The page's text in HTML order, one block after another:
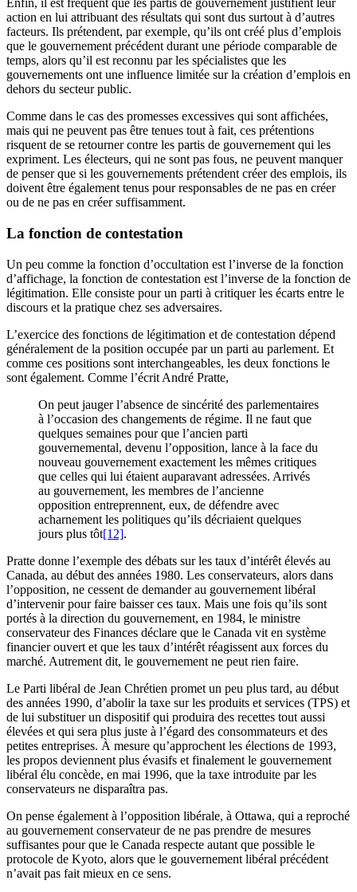
Enfin, il est fréquent que les partis de gouvernement justifient leur
action en lui attribuant des résultats qui sont dus surtout à d’autres
facteurs. Ils prétendent, par exemple, qu’ils ont créé plus d’emplois
que le gouvernement précédent durant une période comparable de
temps, alors qu’il est reconnu par les spécialistes que les
gouvernements ont une influence limitée sur la création d’emplois en
dehors du secteur public.
Comme dans le cas des promesses excessives qui sont affichées,
mais qui ne peuvent pas être tenues tout à fait, ces prétentions
risquent de se retourner contre les partis de gouvernement qui les
expriment. Les électeurs, qui ne sont pas fous, ne peuvent manquer
de penser que si les gouvernements prétendent créer des emplois, ils
doivent être également tenus pour responsables de ne pas en créer
ou de ne pas en créer suffisamment.
La fonction de contestation
Un peu comme la fonction d’occultation est l’inverse de la fonction
d’affichage, la fonction de contestation est l’inverse de la fonction de
légitimation. Elle consiste pour un parti à critiquer les écarts entre le
discours et la pratique chez ses adversaires.
L’exercice des fonctions de légitimation et de contestation dépend
généralement de la position occupée par un parti au parlement. Et
comme ces positions sont interchangeables, les deux fonctions le
sont également. Comme l’écrit André Pratte,
On peut jauger l’absence de sincérité des parlementaires
à l’occasion des changements de régime. Il ne faut que
quelques semaines pour que l’ancien parti
gouvernemental, devenu l’opposition, lance à la face du
nouveau gouvernement exactement les mêmes critiques
que celles qui lui étaient auparavant adressées. Arrivés
au gouvernement, les membres de l’ancienne
opposition entreprennent, eux, de défendre avec
acharnement les politiques qu’ils décriaient quelques
jours plus tôt[12].
Pratte donne l’exemple des débats sur les taux d’intérêt élevés au
Canada, au début des années 1980. Les conservateurs, alors dans
l’opposition, ne cessent de demander au gouvernement libéral
d’intervenir pour faire baisser ces taux. Mais une fois qu’ils sont
portés à la direction du gouvernement, en 1984, le ministre
conservateur des Finances déclare que le Canada vit en système
financier ouvert et que les taux d’intérêt réagissent aux forces du
marché. Autrement dit, le gouvernement ne peut rien faire.
Le Parti libéral de Jean Chrétien promet un peu plus tard, au début
des années 1990, d’abolir la taxe sur les produits et services (TPS) et
de lui substituer un dispositif qui produira des recettes tout aussi
élevées et qui sera plus juste à l’égard des consommateurs et des
petites entreprises. À mesure qu’approchent les élections de 1993,
les propos deviennent plus évasifs et finalement le gouvernement
libéral élu concède, en mai 1996, que la taxe introduite par les
conservateurs ne disparaîtra pas.
On pense également à l’opposition libérale, à Ottawa, qui a reproché
au gouvernement conservateur de ne pas prendre de mesures
suffisantes pour que le Canada respecte autant que possible le
protocole de Kyoto, alors que le gouvernement libéral précédent
n’avait pas fait mieux en ce sens.